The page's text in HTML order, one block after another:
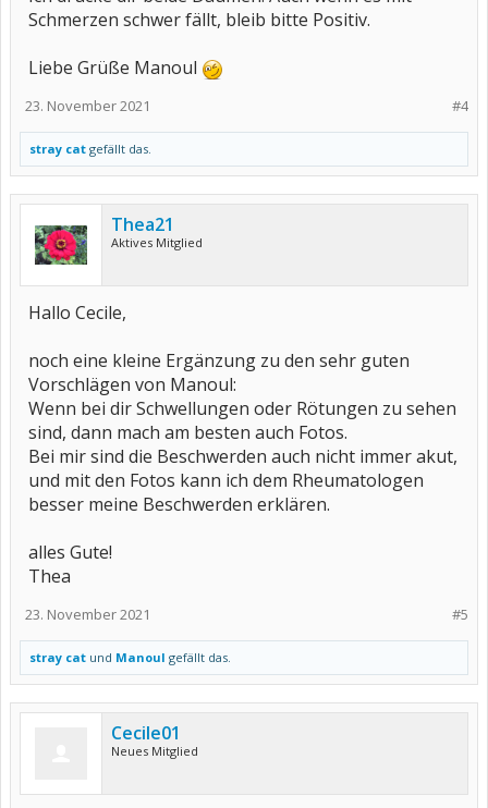
Schmerzen schwer fällt, bleib bitte Positiv.
Liebe Grüße Manoul
#4
23. November 2021
stray cat gefällt das.
Thea21
Aktives Mitglied
Hallo Cecile,
noch eine kleine Ergänzung zu den sehr guten
Vorschlägen von Manoul:
Wenn bei dir Schwellungen oder Rötungen zu sehen
sind, dann mach am besten auch Fotos.
Bei mir sind die Beschwerden auch nicht immer akut,
und mit den Fotos kann ich dem Rheumatologen
besser meine Beschwerden erklären.
alles Gute!
Thea
#5
23. November 2021
stray cat und Manoul gefällt das.
Cecile01
Neues Mitglied